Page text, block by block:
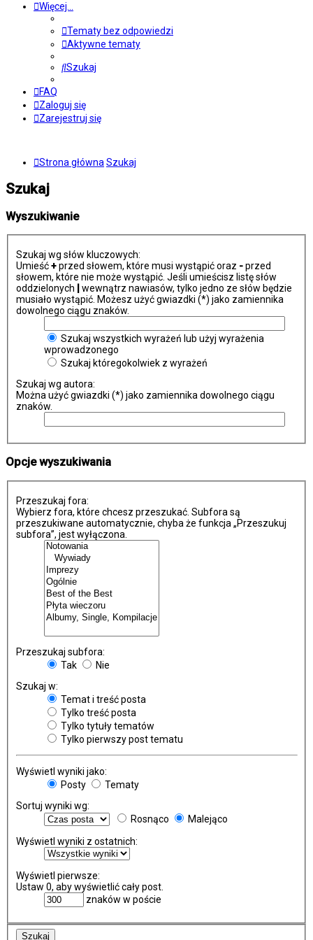
Więcej…
Tematy bez odpowiedzi
Aktywne tematy
Szukaj
FAQ
Zaloguj się
Zarejestruj się
Strona główna Szukaj
Szukaj
Wyszukiwanie
Szukaj wg słów kluczowych:
Umieść+przed słowem, które musi wystąpić oraz -przed
słowem, które nie może wystąpić. Jeśli umieścisz listę słów
oddzielonych
wewnątrz nawiasów, tylko jedno ze słów będzie
musiało wystąpić. Możesz użyć gwiazdki (*) jako zamiennika
dowolnego ciągu znaków.
Szukaj wszystkich wyrażeń lub użyj wyrażenia
wprowadzonego
Szukaj któregokolwiek z wyrażeń
Szukaj wg autora:
Można użyć gwiazdki (*) jako zamiennika dowolnego ciągu
znaków.
Opcje wyszukiwania
Przeszukaj fora:
Wybierz fora, które chcesz przeszukać. Subfora są
przeszukiwane automatycznie, chyba że funkcja „Przeszukuj
subfora”, jest wyłączona.
Przeszukaj subfora:
Tak
Nie
Szukaj w:
Temat i treść posta
Tylko treść posta
Tylko tytuły tematów
Tylko pierwszy post tematu
Wyświetl wyniki jako:
Posty
Tematy
Sortuj wyniki wg:
Rosnąco
Malejąco
Wyświetl wyniki z ostatnich:
Wyświetl pierwsze:
Ustaw 0, aby wyświetlić cały post.
znaków w poście